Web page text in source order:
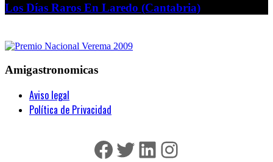
Los Días Raros En Laredo (Cantabria)
Amigastronomicas
Aviso legal
Política de Privacidad
Facebook
Twitter
LinkedIn
Instagram